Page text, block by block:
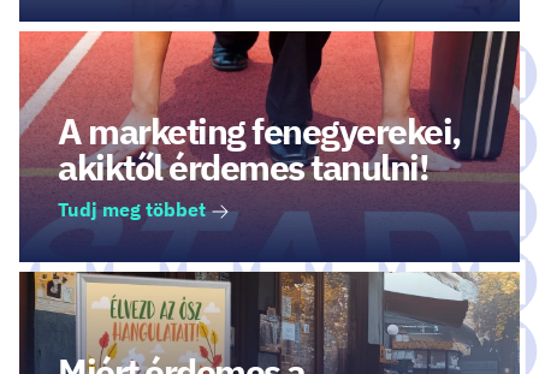
A marketing fenegyerekei,
akiktől érdemes tanulni!
Tudj meg többet